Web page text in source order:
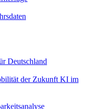
Deutschland
der Zukunft KI im